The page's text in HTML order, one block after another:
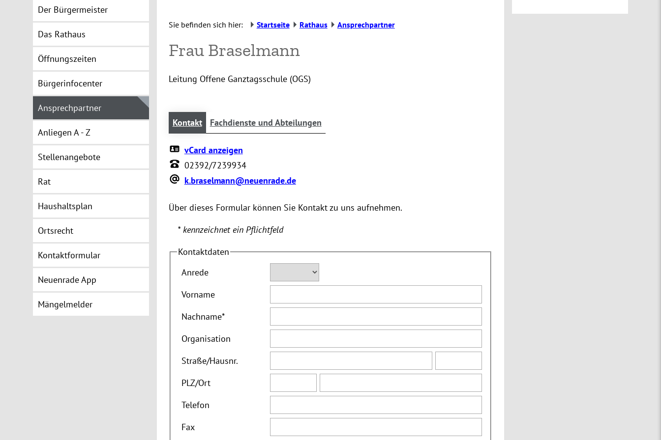
Der Bürgermeister
Das Rathaus
Öffnungszeiten
Bürgerinfocenter
Ansprechpartner
Anliegen A - Z
Stellenangebote
Rat
Haushaltsplan
Ortsrecht
Kontaktformular
Neuenrade App
Mängelmelder
Sie befinden sich hier: Startseite Rathaus Ansprechpartner
Frau Braselmann
Leitung Offene Ganztagsschule (OGS)
Kontakt Fachdienste und Abteilungen
vCard anzeigen
02392/7239934
k.braselmann@neuenrade.de
Über dieses Formular können Sie Kontakt zu uns aufnehmen.
* kennzeichnet ein Pflichtfeld
Kontaktdaten
Anrede
Vorname
Nachname*
Organisation
Straße/Hausnr.
PLZ/Ort
Telefon
Fax